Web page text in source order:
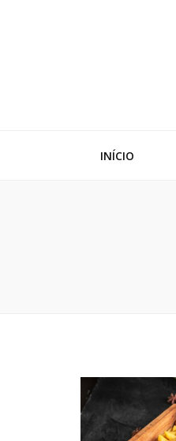
INÍCIO